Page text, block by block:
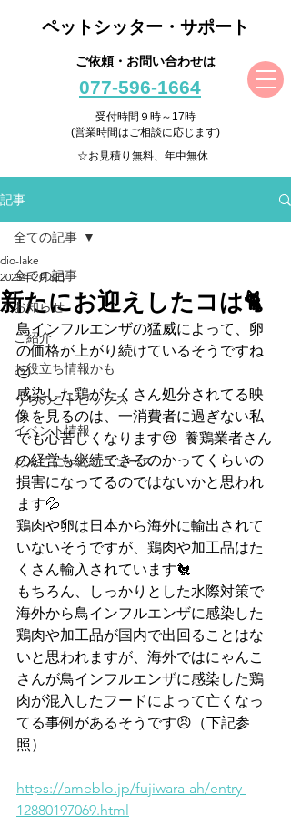
ペットシッター・サポート
ご依頼・お問い合わせは
077-596-1664
受付時間９時～17時
(営業時間はご相談に応じます)
☆お見積り無料、年中無休
記事
全ての記事
お知らせ
ご紹介
お役立ち情報かも
うちのこトピックス
イベント情報
わんこにゃんこニュース
全ての記事
新たにお迎えしたコは🐈
dio-lake
2025年2月3日
鳥インフルエンザの猛威によって、卵
の価格が上がり続けているそうですね
😔
感染した鶏がたくさん処分されてる映
像を見るのは、一消費者に過ぎない私
でも心苦しくなります😢  養鶏業者さん
の経営も継続できるのかってくらいの
損害になってるのではないかと思われ
ます💦
鶏肉や卵は日本から海外に輸出されて
いないそうですが、鶏肉や加工品はた
くさん輸入されています🐔
もちろん、しっかりとした水際対策で
海外から鳥インフルエンザに感染した
鶏肉や加工品が国内で出回ることはな
いと思われますが、海外ではにゃんこ
さんが鳥インフルエンザに感染した鶏
肉が混入したフードによって亡くなっ
てる事例があるそうです😣（下記参
照）
https://ameblo.jp/fujiwara-ah/entry-
12880197069.html